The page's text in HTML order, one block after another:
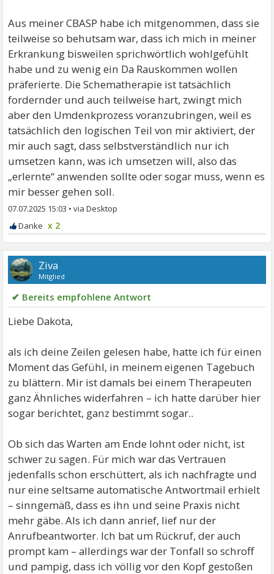
Aus meiner CBASP habe ich mitgenommen, dass sie
teilweise so behutsam war, dass ich mich in meiner
Erkrankung bisweilen sprichwörtlich wohlgefühlt
habe und zu wenig ein Da Rauskommen wollen
präferierte. Die Schematherapie ist tatsächlich
fordernder und auch teilweise hart, zwingt mich
aber den Umdenkprozess voranzubringen, weil es
tatsächlich den logischen Teil von mir aktiviert, der
mir auch sagt, dass selbstverständlich nur ich
umsetzen kann, was ich umsetzen will, also das
„erlernte“ anwenden sollte oder sogar muss, wenn es
mir besser gehen soll.
07.07.2025 15:03 •
x 2
Ziva
Mitglied
✔ Bereits empfohlene Antwort
Liebe Dakota,
als ich deine Zeilen gelesen habe, hatte ich für einen
Moment das Gefühl, in meinem eigenen Tagebuch
zu blättern. Mir ist damals bei einem Therapeuten
ganz Ähnliches widerfahren – ich hatte darüber hier
sogar berichtet, ganz bestimmt sogar..
Ob sich das Warten am Ende lohnt oder nicht, ist
schwer zu sagen. Für mich war das Vertrauen
jedenfalls schon erschüttert, als ich nachfragte und
nur eine seltsame automatische Antwortmail erhielt
– sinngemäß, dass es ihn und seine Praxis nicht
mehr gäbe. Als ich dann anrief, lief nur der
Anrufbeantworter. Ich bat um Rückruf, der auch
prompt kam – allerdings war der Tonfall so schroff
und pampig, dass ich völlig vor den Kopf gestoßen